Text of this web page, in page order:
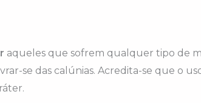
aqueles que sofrem qualquer tipo de
se das calúnias. Acredita-se que o